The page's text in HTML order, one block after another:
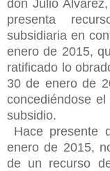
don Julio
presenta
subsidiaria en
enero de 2015,
ratificado lo
30 de enero de
concediéndose
subsidio.
Hace presente
enero de 2015,
de un recurso